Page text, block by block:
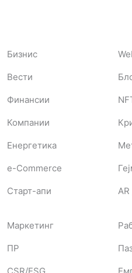
Бизнис
Вести
Финансии
Компании
Енергетика
e-Commerce
Старт-апи
Маркетинг
ПР
AR